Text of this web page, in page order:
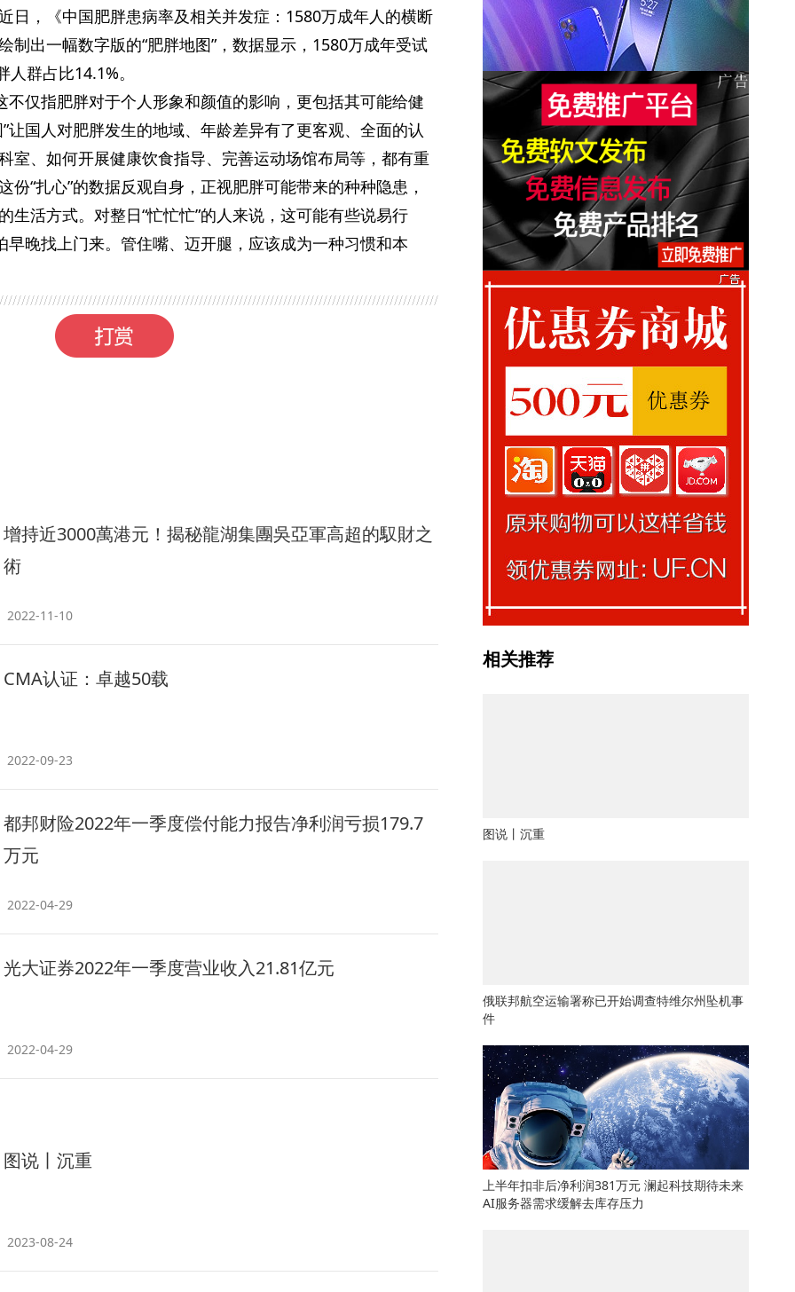
日，《中国肥胖患病率及相关并发症：1580万成年人的横断
制出一幅数字版的“肥胖地图”，数据显示，1580万成年受试
群占比14.1%。
不仅指肥胖对于个人形象和颜值的影响，更包括其可能给健
让国人对肥胖发生的地域、年龄差异有了更客观、全面的认
室、如何开展健康饮食指导、完善运动场馆布局等，都有重
份“扎心”的数据反观自身，正视肥胖可能带来的种种隐患，
生活方式。对整日“忙忙忙”的人来说，这可能有些说易行
早晚找上门来。管住嘴、迈开腿，应该成为一种习惯和本
增持近3000萬港元！揭秘龍湖集團吳亞軍高超的馭財之
術
2022-11-10
CMA认证：卓越50载
2022-09-23
都邦财险2022年一季度偿付能力报告净利润亏损179.7
万元
2022-04-29
光大证券2022年一季度营业收入21.81亿元
2022-04-29
图说丨沉重
2023-08-24
相关推荐
图说丨沉重
俄联邦航空运输署称已开始调查特维尔州坠机事
件
上半年扣非后净利润381万元 澜起科技期待未来
AI服务器需求缓解去库存压力